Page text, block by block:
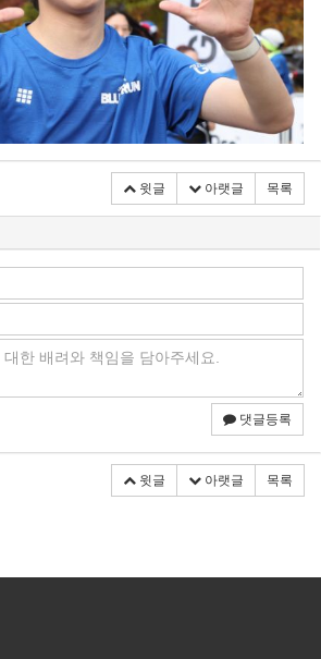
윗글 아랫글 목록
댓글등록
윗글 아랫글 목록